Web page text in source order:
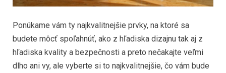
Ponúkame vám ty najkvalitnejšie prvky, na ktoré sa
budete môcť spoľahnúť, ako z hľadiska dizajnu tak aj z
hľadiska kvality a bezpečnosti a preto nečakajte veľmi
dlho ani vy, ale vyberte si to najkvalitnejšie, čo vám bude